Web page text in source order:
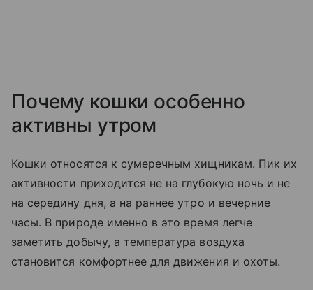
Почему кошки особенно
активны утром
Кошки относятся к сумеречным хищникам. Пик их
активности приходится не на глубокую ночь и не
на середину дня, а на раннее утро и вечерние
часы. В природе именно в это время легче
заметить добычу, а температура воздуха
становится комфортнее для движения и охоты.